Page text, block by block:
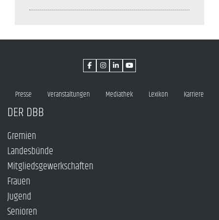
Presse Veranstaltungen Mediathek Lexikon Karriere
DER DBB
Gremien
Landesbünde
Mitgliedsgewerkschaften
Frauen
Jugend
Senioren